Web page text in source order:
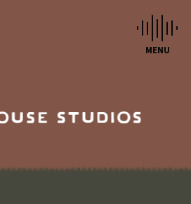
STUDIOS